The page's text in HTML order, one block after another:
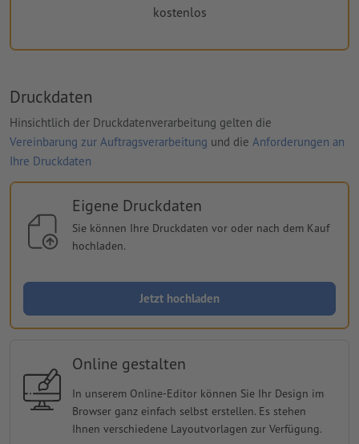
kostenlos
Druckdaten
Hinsichtlich der Druckdatenverarbeitung gelten die
Vereinbarung zur Auftragsverarbeitung und die Anforderungen an
Ihre Druckdaten
Eigene Druckdaten
Sie können Ihre Druckdaten vor oder nach dem Kauf
hochladen.
Jetzt hochladen
Online gestalten
In unserem Online-Editor können Sie Ihr Design im
Browser ganz einfach selbst erstellen. Es stehen
Ihnen verschiedene Layoutvorlagen zur Verfügung.